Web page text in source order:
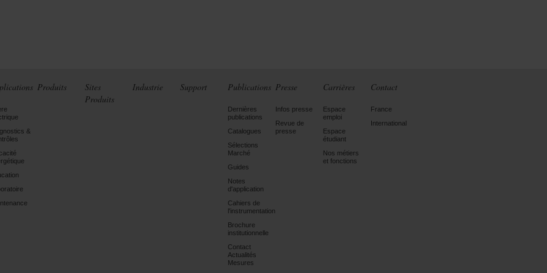
&
Produits
Sites
Produits
Industrie Support Publications
Dernières
publications
Catalogues
Sélections
Marché
Guides
Notes
d'application
Cahiers de
l'instrumentation
Brochure
institutionnelle
Contact
Actualités
Mesures
Presse
Infos presse
Revue de
presse
Carrières
Espace
emploi
Espace
étudiant
Nos métiers
et fonctions
Contact
France
International